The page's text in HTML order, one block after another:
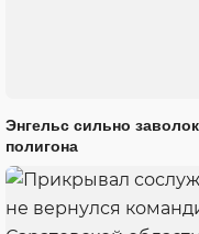
Энгельс сильно
полигона